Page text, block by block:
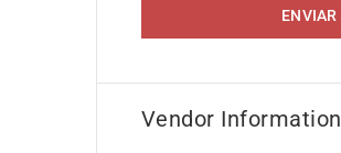
Vendor Information